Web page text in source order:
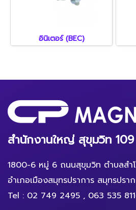
อินิเตอร์ (BEC)
สำนักงานใหญ่ สุขุมวิท 109
1800-6 หมู่ 6 ถนนสุขุมวิท ตำบลสำโ
อำเภอเมืองสมุทรปราการ สมุทรปรา
Tel : 02 749 2495 , 063 535